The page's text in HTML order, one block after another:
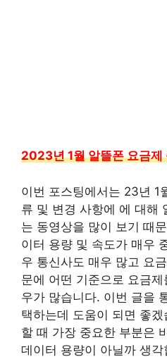
2023년 1월 알뜰폰 요금제
이번 포스팅에서는 23년 1
류 및 변경 사항에 에 대해
는 동영상을 많이 보기 때
이터 용량 및 속도가 매우
우 통신사도 매우 많고 요
문에 어떤 기준으로 요금
우가 많습니다. 이번 글을
택하는데 도움이 되면 좋
할 때 가장 중요한 부분은
데이터 용량이 아닐까 생각